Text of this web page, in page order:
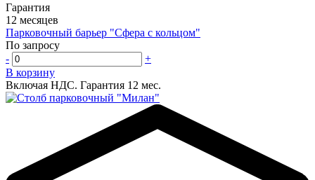
Гарантия
12 месяцев
Парковочный барьер "Сфера с кольцом"
По запросу
-
+
В корзину
Включая НДС. Гарантия 12 мес.